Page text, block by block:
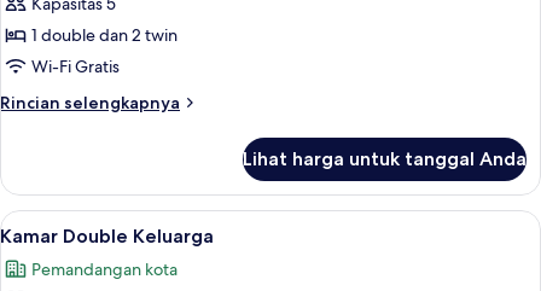
2
kamar
1 double dan 2 twin
Wi-Fi Gratis
Rincian selengkapnya
Rincian
Suite
Deluks,
2
tidur
Lihat harga untuk tanggal Anda
Lihat
semua
foto
Kamar Double Keluarga | Brankas,
4
Kamar Double Keluarga
Pemandangan kota